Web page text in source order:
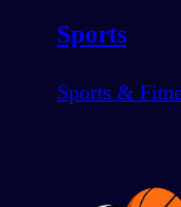
Sports
Sports &